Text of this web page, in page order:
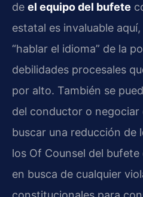
de el equipo del bufete
estatal es invaluable
“hablar el idioma” de la
debilidades procesales
por alto. También se
del conductor o negociar
buscar una reducción de
los Of Counsel del bufete
en busca de cualquier